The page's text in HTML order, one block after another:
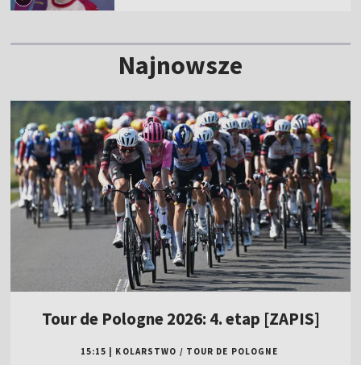
Najnowsze
Tour de Pologne 2026: 4. etap [ZAPIS]
15:15 KOLARSTWO / TOUR DE POLOGNE